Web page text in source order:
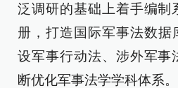
泛调研的基础上着手编制
册，打造国际军事法数
设军事行动法、涉外军事
断优化军事法学学科体系。